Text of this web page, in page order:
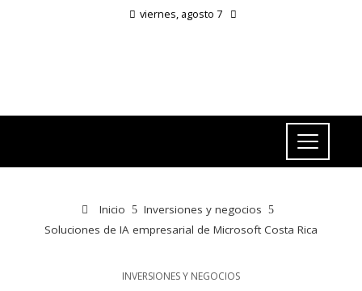
viernes, agosto 7
Inicio
Inversiones y negocios
Soluciones de IA empresarial de Microsoft Costa Rica
INVERSIONES Y NEGOCIOS